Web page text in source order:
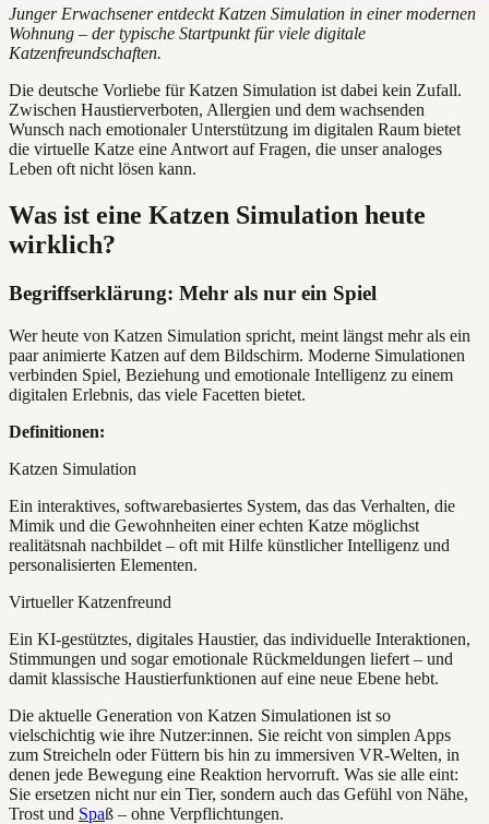
Junger Erwachsener entdeckt Katzen Simulation in einer modernen
Wohnung – der typische Startpunkt für viele digitale
Katzenfreundschaften.
Die deutsche Vorliebe für Katzen Simulation ist dabei kein Zufall.
Zwischen Haustierverboten, Allergien und dem wachsenden
Wunsch nach emotionaler Unterstützung im digitalen Raum bietet
die virtuelle Katze eine Antwort auf Fragen, die unser analoges
Leben oft nicht lösen kann.
Was ist eine Katzen Simulation heute
wirklich?
Begriffserklärung: Mehr als nur ein Spiel
Wer heute von Katzen Simulation spricht, meint längst mehr als ein
paar animierte Katzen auf dem Bildschirm. Moderne Simulationen
verbinden Spiel, Beziehung und emotionale Intelligenz zu einem
digitalen Erlebnis, das viele Facetten bietet.
Definitionen:
Katzen Simulation
Ein interaktives, softwarebasiertes System, das das Verhalten, die
Mimik und die Gewohnheiten einer echten Katze möglichst
realitätsnah nachbildet – oft mit Hilfe künstlicher Intelligenz und
personalisierten Elementen.
Virtueller Katzenfreund
Ein KI-gestütztes, digitales Haustier, das individuelle Interaktionen,
Stimmungen und sogar emotionale Rückmeldungen liefert – und
damit klassische Haustierfunktionen auf eine neue Ebene hebt.
Die aktuelle Generation von Katzen Simulationen ist so
vielschichtig wie ihre Nutzer:innen. Sie reicht von simplen Apps
zum Streicheln oder Füttern bis hin zu immersiven VR-Welten, in
denen jede Bewegung eine Reaktion hervorruft. Was sie alle eint:
Sie ersetzen nicht nur ein Tier, sondern auch das Gefühl von Nähe,
Trost und Spaß – ohne Verpflichtungen.